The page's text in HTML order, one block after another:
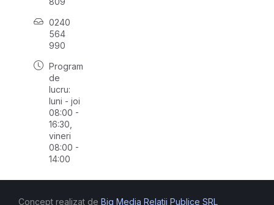
0240
564
990
Program
de
lucru:
luni - joi
08:00 -
16:30,
vineri
08:00 -
14:00
Concept realizat de Big Media Relații Publice SRL